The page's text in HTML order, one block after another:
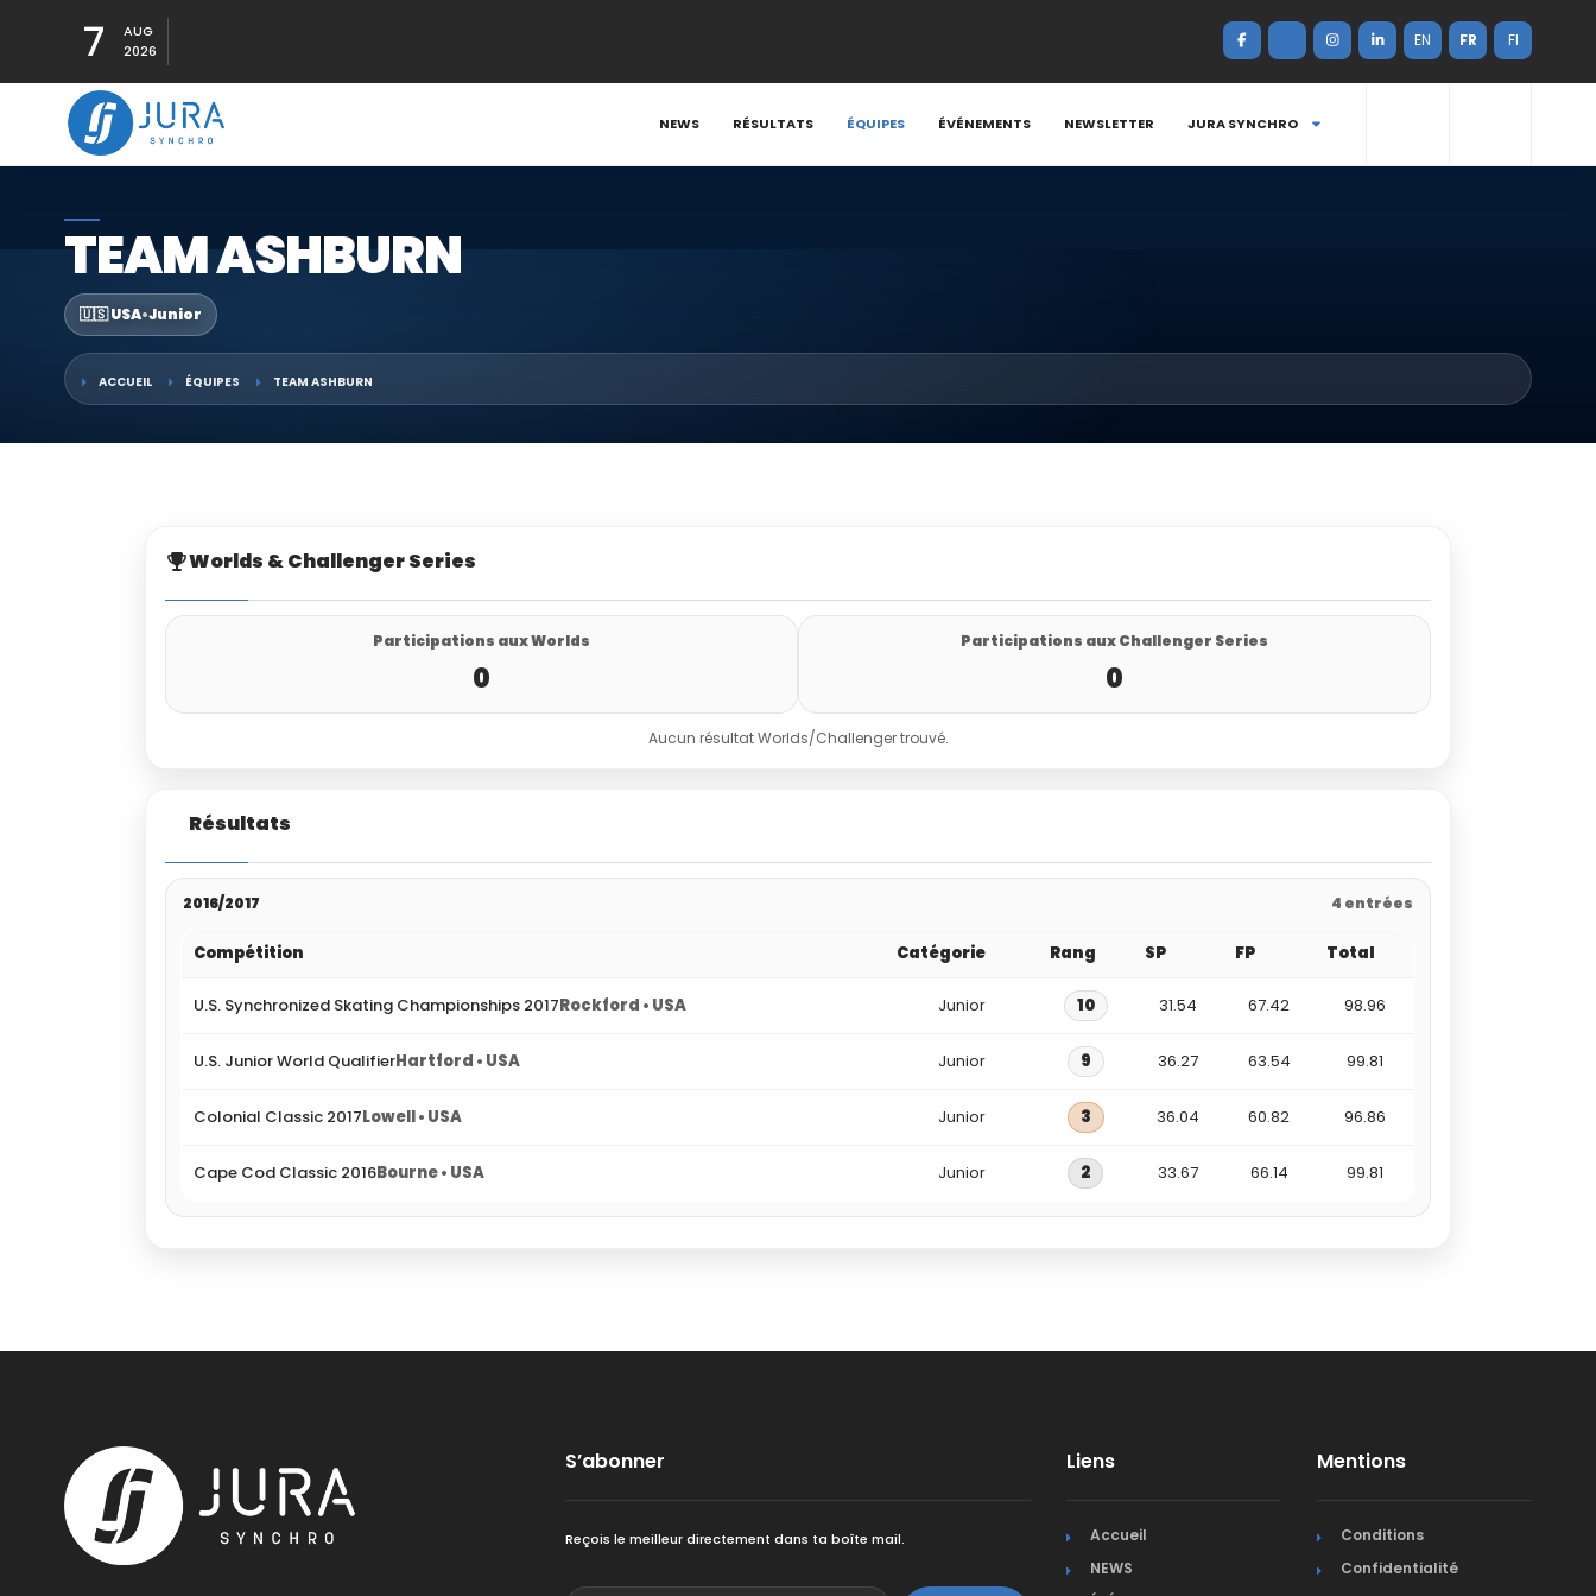
7
AUG
2026
EN FR FI
NEWS RÉSULTATS ÉQUIPES ÉVÉNEMENTS NEWSLETTER JURA SYNCHRO
TEAM ASHBURN
🇺🇸 USA•Junior
ACCUEIL ÉQUIPES TEAM ASHBURN
Worlds & Challenger Series
Participations aux Worlds
0
Participations aux Challenger Series
0
Aucun résultat Worlds/Challenger trouvé.
Résultats
2016/2017 4 entrées
Compétition Catégorie Rang SP FP Total
U.S. Synchronized Skating Championships 2017Rockford • USA Junior 10 31.54 67.42 98.96
U.S. Junior World QualifierHartford • USA Junior 9 36.27 63.54 99.81
Colonial Classic 2017Lowell • USA Junior 3 36.04 60.82 96.86
Cape Cod Classic 2016Bourne • USA Junior 2 33.67 66.14 99.81
S’abonner
Reçois le meilleur directement dans ta boîte mail.
Liens
Accueil
NEWS
Mentions
Conditions
Confidentialité